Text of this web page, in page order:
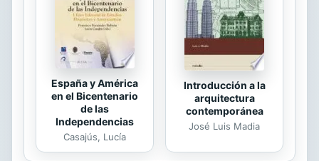
España y América
en el Bicentenario
de las
Independencias
Casajús, Lucía
Introducción a la
arquitectura
contemporánea
José Luis Madia